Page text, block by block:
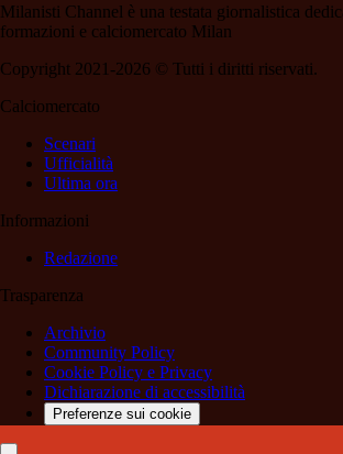
Milanisti Channel è una testata giornalistica
formazioni e calciomercato Milan
Copyright 2021-2026 © Tutti i diritti riservati.
Calciomercato
Scenari
Ufficialità
Ultima ora
Informazioni
Redazione
Trasparenza
Archivio
Community Policy
Cookie Policy e Privacy
Dichiarazione di accessibilità
Preferenze sui cookie